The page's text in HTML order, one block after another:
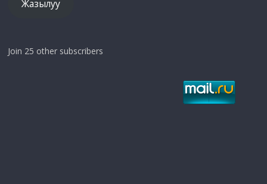
Жазылуу
Join 25 other subscribers